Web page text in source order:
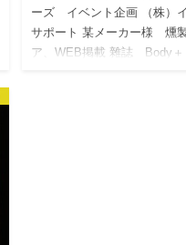
ーズ イベント企画 （株
サポート 某メーカー様 燻
ア、WEB掲載 雜誌 Body＋